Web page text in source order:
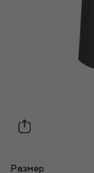
Размер